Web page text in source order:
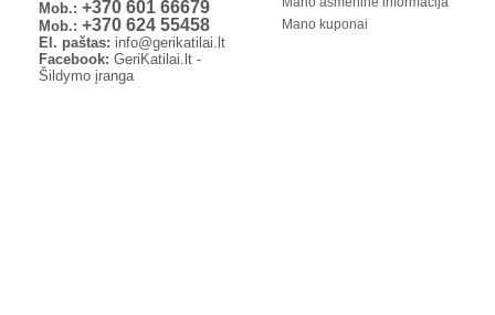
Mob.: +370 601 66679
Mob.: +370 624 55458
El. paštas: info@gerikatilai.lt
Facebook: GeriKatilai.lt -
Šildymo įranga
Mano kuponai